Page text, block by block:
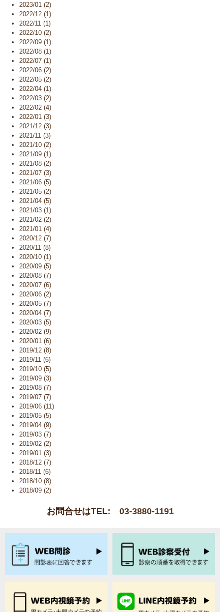
2023/01 (2)
2022/12 (1)
2022/11 (1)
2022/10 (2)
2022/09 (1)
2022/08 (1)
2022/07 (1)
2022/06 (2)
2022/05 (2)
2022/04 (1)
2022/03 (2)
2022/02 (4)
2022/01 (3)
2021/12 (3)
2021/11 (3)
2021/10 (2)
2021/09 (1)
2021/08 (2)
2021/07 (3)
2021/06 (5)
2021/05 (2)
2021/04 (5)
2021/03 (1)
2021/02 (2)
2021/01 (4)
2020/12 (7)
2020/11 (8)
2020/10 (1)
2020/09 (5)
2020/08 (7)
2020/07 (6)
2020/06 (2)
2020/05 (7)
2020/04 (7)
2020/03 (5)
2020/02 (9)
2020/01 (6)
2019/12 (8)
2019/11 (6)
2019/10 (5)
2019/09 (3)
2019/08 (7)
2019/07 (7)
2019/06 (11)
2019/05 (5)
2019/04 (9)
2019/03 (7)
2019/02 (2)
2019/01 (3)
2018/12 (7)
2018/11 (6)
2018/10 (8)
2018/09 (2)
お問合せはTEL: 03-3880-1191